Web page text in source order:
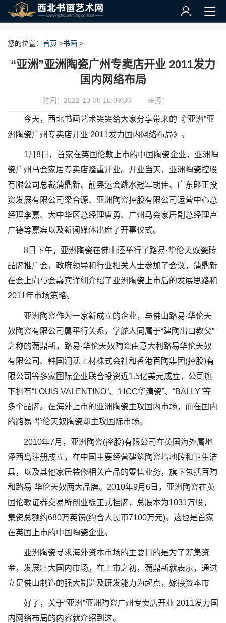
您的位置： 首页 >书画 >
“亚洲”亚洲陶瓷广州专卖店开业 2011发力
国内网络布局
时间：2022-10-30 10:09:36 来源：
今天，西北书画艺术笑笑给大家分享带来的《“亚洲”亚
洲陶瓷广州专卖店开业 2011发力国内网络布局》。
1月8日，首家在英国伦敦上市的中国陶瓷企业，亚洲陶
瓷广州马会家居专卖店隆重开业。开业当天，亚洲陶瓷控股
有限公司总裁蒲鼎新、前奥运会跳水冠军胡佳、广东郎正投
资发展有限公司梁合源、亚洲陶瓷控股有限公司运营中心总
经理李嘉、大中华区总经理唐勇、广州马会家居副总经理卢
广德等嘉宾以及新闻媒体出席了开幕仪式。
8日下午，亚洲陶瓷在佛山还举行了路易·华伦天奴瓷砖
品牌推广会，政府领导和行业相关人士参加了会议，蒲鼎新
在会上向与会嘉宾详细介绍了亚洲陶瓷上市后的发展思路和
2011年市场策略。
亚洲陶瓷作为一家新成立的企业，与佛山路易·华伦天
奴陶瓷有限公司属平行关系，掌舵人同属于“建陶出口教父”
之称的蒲鼎新，路易·华伦天奴陶瓷由意大利路易华伦天奴
有限公司、韩国润现上材株式会社和香港百陶集团(控股)有
限公司等多家国际企业联合投资近1.5亿美元成立，公司旗
下拥有“LOUIS VALENTINO”、“HCC华清瓷”、“BALLY”等
多个品牌。在海外上市的亚洲陶瓷主攻国内市场，而在国内
的路易·华伦天奴陶瓷却主攻国际市场。
2010年7月，亚洲陶瓷(控股)有限公司在英国海外属地
泽西岛注册成立，在中国主要经营建筑陶瓷墙地砖和卫生洁
具，以及其他家居装修相关产品的零售业务，旗下包括百陶
和路易·华伦天奴两大品牌。2010年9月6日，亚洲陶瓷在英
国伦敦证券交易所创业板正式挂牌，总股本为1031万股，
集资总额约680万英镑(约合人民帀7100万元)。这也是首家
在英国上市的中国陶瓷企业。
亚洲陶瓷寻求海外资本市场的主要目的是为了筹集资
金，发展壮大国内市场。在上市之初，蒲鼎新就表示，通过
立足佛山制造的强大制造及研发能力为起点，嫁接资本市
好了，关于“亚洲”亚洲陶瓷广州专卖店开业 2011发力国
内网络布局的内容就介绍到这。